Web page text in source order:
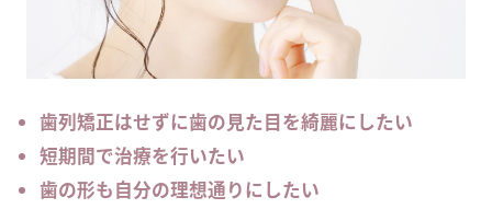
歯列矯正はせずに歯の見た目を綺麗にしたい
短期間で治療を行いたい
歯の形も自分の理想通りにしたい